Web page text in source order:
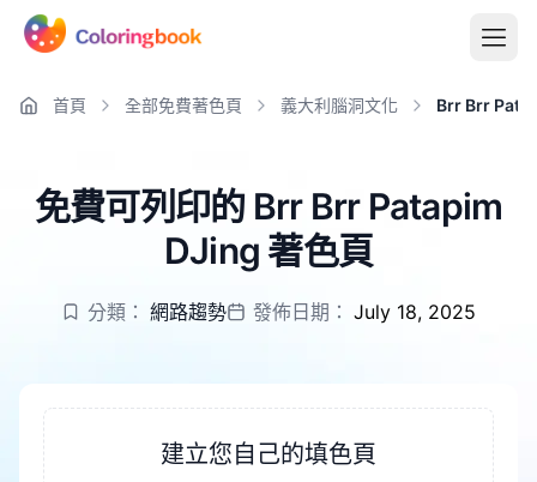
首頁 全部免費著色頁 義大利腦洞文化 Brr Brr
免費可列印的 Brr Brr Patapim
DJing 著色頁
分類： 網路趨勢 發佈日期： July 18, 2025
建立您自己的填色頁